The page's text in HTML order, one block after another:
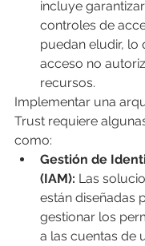
incluye
controles de
puedan eludir, lo
acceso no
recursos.
Implementar una
Trust requiere
como:
Gestión de
(IAM): Las
están diseñadas
gestionar los
a las cuentas de